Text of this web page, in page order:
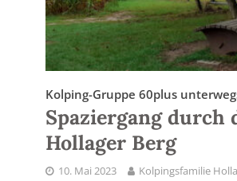
Kolping-Gruppe 60plus
Spaziergang durch
Hollager Berg
10. Mai 2023
Kolpingsfamilie